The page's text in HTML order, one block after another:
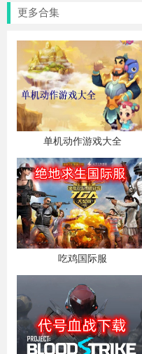
更多合集
单机动作游戏大全
吃鸡国际服